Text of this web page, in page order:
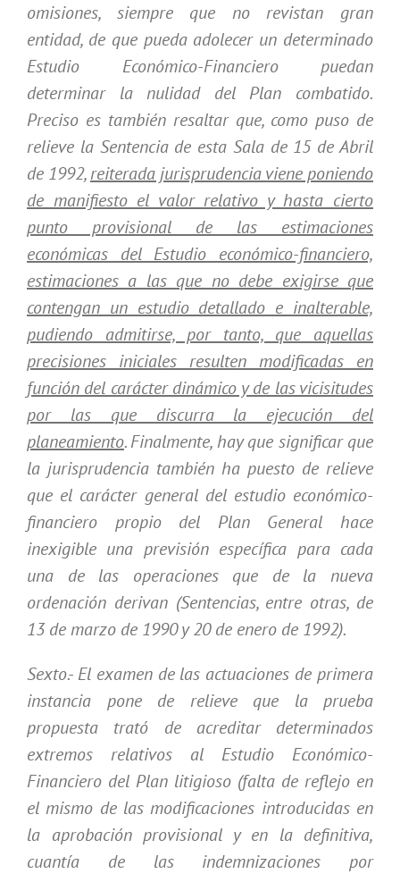
omisiones, siempre que no revistan gran
entidad, de que pueda adolecer un determinado
Estudio Económico-Financiero puedan
determinar la nulidad del Plan combatido.
Preciso es también resaltar que, como puso de
relieve la Sentencia de esta Sala de 15 de Abril
de 1992,reiterada jurisprudencia viene poniendo
de manifiesto el valor relativo y hasta cierto
punto provisional de las estimaciones
económicas del Estudio económico-financiero,
estimaciones a las que no debe exigirse que
contengan un estudio detallado e inalterable,
pudiendo admitirse, por tanto, que aquellas
precisiones iniciales resulten modificadas en
función del carácter dinámico y de las vicisitudes
por las que discurra la ejecución del
planeamiento. Finalmente, hay que significar que
la jurisprudencia también ha puesto de relieve
que el carácter general del estudio económico-
financiero propio del Plan General hace
inexigible una previsión específica para cada
una de las operaciones que de la nueva
ordenación derivan (Sentencias, entre otras, de
13 de marzo de 1990 y 20 de enero de 1992).
Sexto.- El examen de las actuaciones de primera
instancia pone de relieve que la prueba
propuesta trató de acreditar determinados
extremos relativos al Estudio Económico-
Financiero del Plan litigioso (falta de reflejo en
el mismo de las modificaciones introducidas en
la aprobación provisional y en la definitiva,
cuantía de las indemnizaciones por